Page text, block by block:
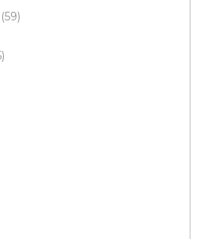
59
Dub podzimní
za 3-7 dní